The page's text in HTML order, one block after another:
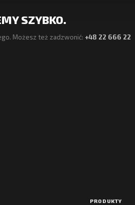
SZYBKO.
Możesz też zadzwonić: +48 22 666 22
PRODUKTY